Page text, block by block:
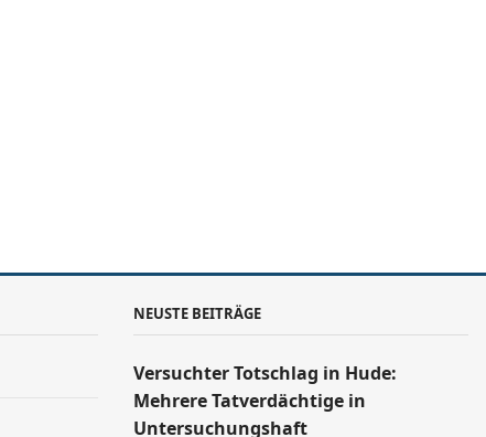
NEUSTE BEITRÄGE
Versucht­er Totschlag in Hude:
Mehrere Tatverdächtige in
Untersuchungshaft